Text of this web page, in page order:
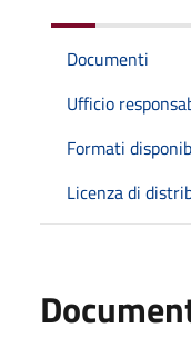
Documenti
Ufficio
Formati
Licenza di